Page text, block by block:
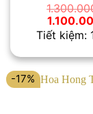
Giá
gốc
là:
Tiết kiệm:
-17%